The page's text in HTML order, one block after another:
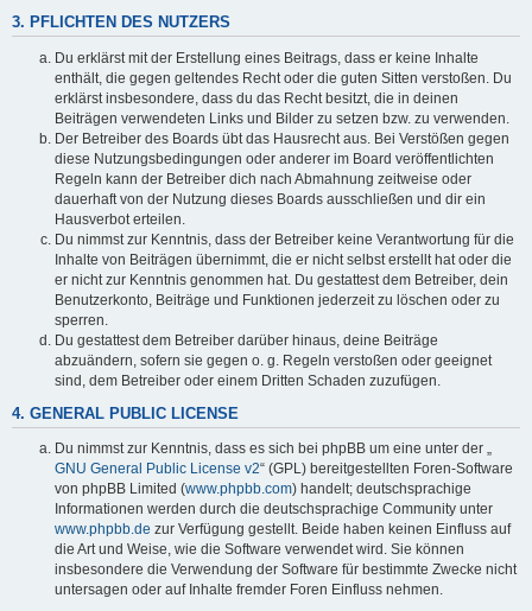
3. PFLICHTEN DES NUTZERS
Du erklärst mit der Erstellung eines Beitrags, dass er keine Inhalte
enthält, die gegen geltendes Recht oder die guten Sitten verstoßen. Du
erklärst insbesondere, dass du das Recht besitzt, die in deinen
Beiträgen verwendeten Links und Bilder zu setzen bzw. zu verwenden.
Der Betreiber des Boards übt das Hausrecht aus. Bei Verstößen gegen
diese Nutzungsbedingungen oder anderer im Board veröffentlichten
Regeln kann der Betreiber dich nach Abmahnung zeitweise oder
dauerhaft von der Nutzung dieses Boards ausschließen und dir ein
Hausverbot erteilen.
Du nimmst zur Kenntnis, dass der Betreiber keine Verantwortung für die
Inhalte von Beiträgen übernimmt, die er nicht selbst erstellt hat oder die
er nicht zur Kenntnis genommen hat. Du gestattest dem Betreiber, dein
Benutzerkonto, Beiträge und Funktionen jederzeit zu löschen oder zu
sperren.
Du gestattest dem Betreiber darüber hinaus, deine Beiträge
abzuändern, sofern sie gegen o. g. Regeln verstoßen oder geeignet
sind, dem Betreiber oder einem Dritten Schaden zuzufügen.
4. GENERAL PUBLIC LICENSE
Du nimmst zur Kenntnis, dass es sich bei phpBB um eine unter der „
GNU General Public License v2“ (GPL) bereitgestellten Foren-Software
von phpBB Limited (www.phpbb.com) handelt; deutschsprachige
Informationen werden durch die deutschsprachige Community unter
www.phpbb.de zur Verfügung gestellt. Beide haben keinen Einfluss auf
die Art und Weise, wie die Software verwendet wird. Sie können
insbesondere die Verwendung der Software für bestimmte Zwecke nicht
untersagen oder auf Inhalte fremder Foren Einfluss nehmen.